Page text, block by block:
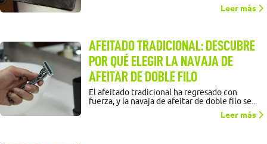
Leer más
AFEITADO TRADICIONAL: DESCUBRE
POR QUÉ ELEGIR LA NAVAJA DE
AFEITAR DE DOBLE FILO
El afeitado tradicional ha regresado con
fuerza, y la navaja de afeitar de doble filo se...
Leer más